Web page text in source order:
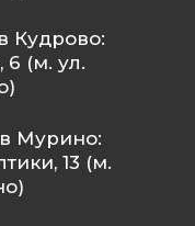
Кудрово:
6 (м. ул.
Мурино:
13 (м.